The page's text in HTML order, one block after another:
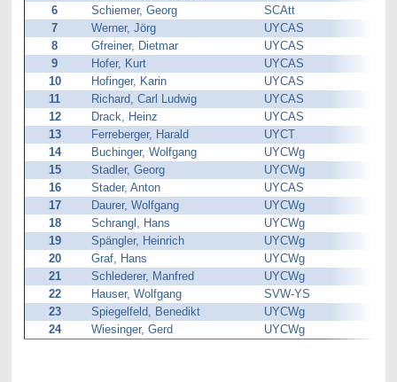
6
Schiemer, Georg SCAtt
7
Werner, Jörg UYCAS
8
Gfreiner, Dietmar UYCAS
9
Hofer, Kurt UYCAS
10
Hofinger, Karin UYCAS
11
Richard, Carl Ludwig UYCAS
12
Drack, Heinz
UYCAS
13
Ferreberger, Harald
UYCT
14
Buchinger, Wolfgang
UYCWg
15
Stadler, Georg
UYCWg
16
Stader, Anton
UYCAS
17
Daurer, Wolfgang
UYCWg
18
Schrangl, Hans
UYCWg
19
Spängler, Heinrich
UYCWg
20
Graf, Hans
UYCWg
21
Schlederer, Manfred
UYCWg
22
Hauser, Wolfgang
SVW-YS
23
Spiegelfeld, Benedikt
UYCWg
24
Wiesinger, Gerd UYCWg